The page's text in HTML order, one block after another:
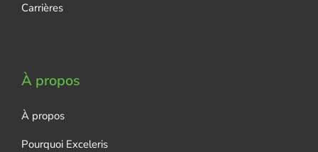
Carrières
À propos
À propos
Pourquoi Exceleris